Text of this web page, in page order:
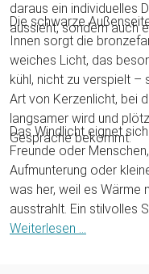
daraus ein individuelles
aussieht, sondern auch
Die schwarze
Innen sorgt die
weiches Licht, das
kühl, nicht zu verspielt –
Art von Kerzenlicht, bei
langsamer wird und
Gespräche bekommt.
Das Windlicht eignet
Freunde oder
Aufmunterung oder
was her, weil es Wärme
ausstrahlt. Ein stilvolles
und mit Charakter.
Weiterlesen ...